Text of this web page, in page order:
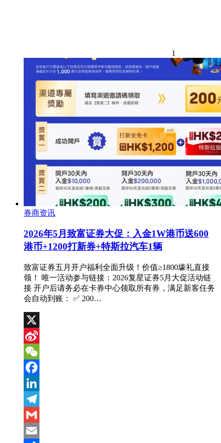
1
券商资讯
2026年5月致富证券大促：入金1W港币送600
港币+1200打新券+特斯拉汽车1辆
致富证券五月开户福利全面升级！价值≥1800壕礼直接
领！ 唯一活动参与链接：2026复星证券5月大促活动链
接 开户后请务必在卡券中心领取所有券，满足新客任务
会自动到账： ✅ 200…
X
Sina
Weibo
WeChat
Facebook
LinkedIn
Telegram
Gmail